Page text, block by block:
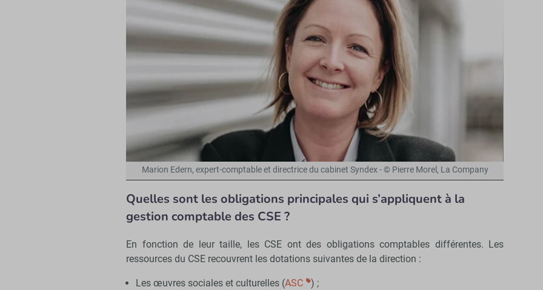
Marion Edern, expert-comptable et directrice du cabinet Syndex - © Pierre Morel, La Company
Quelles sont les obligations principales qui s’appliquent à la
gestion comptable des CSE ?
En fonction de leur taille, les CSE ont des obligations comptables différentes. Les
ressources du CSE recouvrent les dotations suivantes de la direction :
Les œuvres sociales et culturelles (ASC
) ;